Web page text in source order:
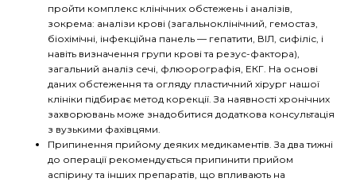
пройти комплекс клінічних обстежень і аналізів,
зокрема: аналізи крові (загальноклінічний, гемостаз,
біохімічні, інфекційна панель — гепатити, ВІЛ, сифіліс, і
навіть визначення групи крові та резус-фактора),
загальний аналіз сечі, флюорографія, ЕКГ. На основі
даних обстеження та огляду пластичний хірург нашої
клініки підбирає метод корекції. За наявності хронічних
захворювань може знадобитися додаткова консультація
з вузькими фахівцями.
Припинення прийому деяких медикаментів. За два тижні
до операції рекомендується припинити прийом
аспірину та інших препаратів, що впливають на